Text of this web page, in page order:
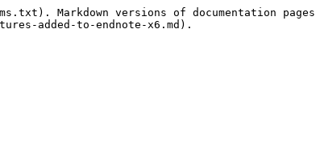
Markdown versions of documentation
added-to-endnote-x6.md).